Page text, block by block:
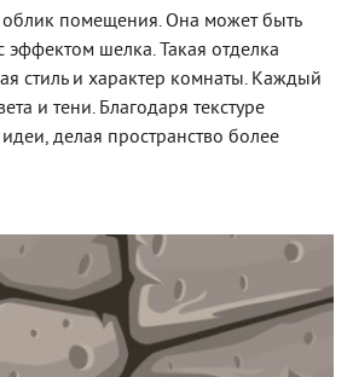
помещения. Она может быть
шелка. Такая отделка
стиль и характер комнаты. Каждый
и тени. Благодаря текстуре
делая пространство более